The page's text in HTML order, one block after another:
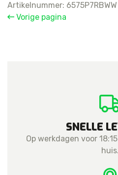
Artikelnummer: 6575P7RBWW
Vorige pagina
SNELLE
Op werkdagen voor
huis.